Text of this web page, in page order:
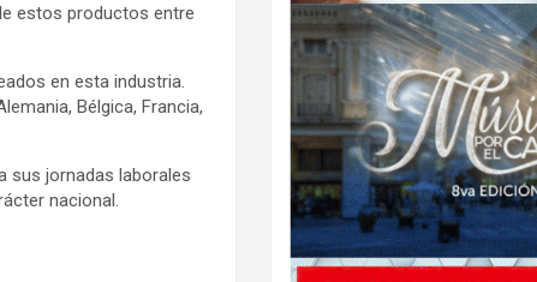
estos productos entre
en esta industria.
Bélgica, Francia,
sus jornadas laborales
nacional.